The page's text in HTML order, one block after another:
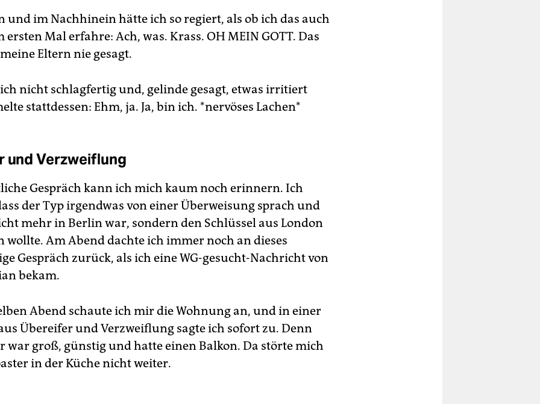
und im Nachhinein hätte ich so regiert, als ob ich das auch
ersten Mal erfahre: Ach, was. Krass. OH MEIN GOTT. Das
Eltern nie gesagt.
nicht schlagfertig und, gelinde gesagt, etwas irritiert
stattdessen: Ehm, ja. Ja, bin ich. *nervöses ­Lachen*
und Verzweiflung
Gespräch kann ich mich kaum noch erinnern. Ich
der Typ irgendwas von einer Überweisung sprach und
mehr in Berlin war, sondern den Schlüssel aus London
wollte. Am Abend dachte ich immer noch an dieses
Gespräch zurück, als ich eine WG-gesucht-Nachricht von
bekam.
Abend schaute ich mir die Wohnung an, und in einer
Übereifer und Verzweiflung sagte ich sofort zu. Denn
war groß, günstig und hatte einen Balkon. Da störte mich
in der Küche nicht weiter.